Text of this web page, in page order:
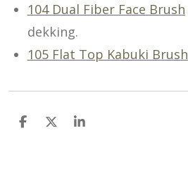
104 Dual Fiber Face Brush
dekking.
105 Flat Top Kabuki Brush
D
D
S